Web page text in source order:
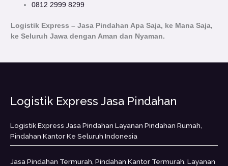
0812 2999 8299
Logistik Express – Jasa Pindahan Apa Saja, ke Mana Saja,
ke Seluruh Jawa dengan Aman dan Nyaman.
Logistik Express Jasa Pindahan
Logistik Express Jasa Pindahan Layanan Pindahan Rumah,
Pindahan Kantor Ke Seluruh Indonesia
Jasa Pindahan Termurah, Pindahan Kantor Termurah, Layanan